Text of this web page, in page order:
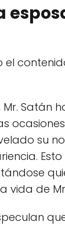
el
Satán
su
vida de